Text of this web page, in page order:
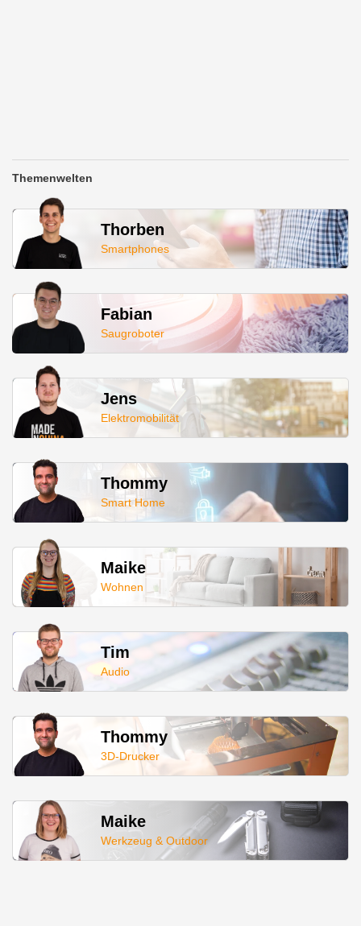
Themenwelten
Thorben
Smartphones
Fabian
Saugroboter
Jens
Elektromobilität
Thommy
Smart Home
Maike
Wohnen
Tim
Audio
Thommy
3D-Drucker
Maike
Werkzeug & Outdoor